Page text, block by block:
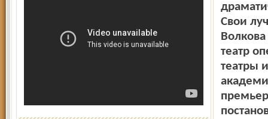
Свои
театр
театры